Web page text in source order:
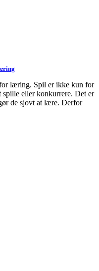
læring. Spil er ikke kun for
spille eller konkurrere. Det er
de sjovt at lære. Derfor